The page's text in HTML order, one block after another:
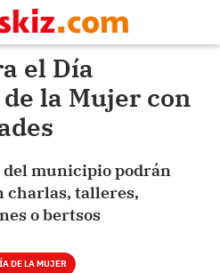
el Día
la Mujer con
del municipio podrán
charlas, talleres,
o bertsos
DE LA MUJER